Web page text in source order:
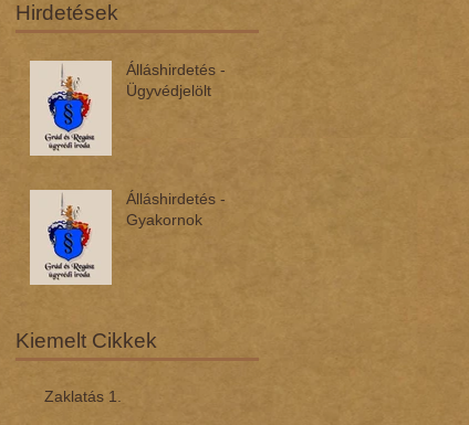
Hirdetések
Álláshirdetés -
Ügyvédjelölt
Álláshirdetés -
Gyakornok
Kiemelt Cikkek
Zaklatás 1.